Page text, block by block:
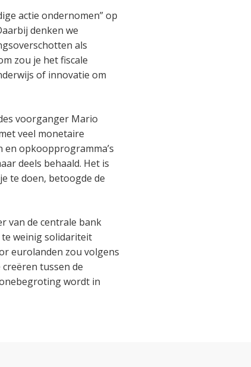
actie ondernomen” op
denken we
als
zou je het fiscale
of innovatie om
voorganger Mario
veel monetaire
opkoopprogramma’s
deels behaald. Het is
te doen, betoogde de
van de centrale bank
weinig solidariteit
eurolanden zou volgens
tussen de
wordt in